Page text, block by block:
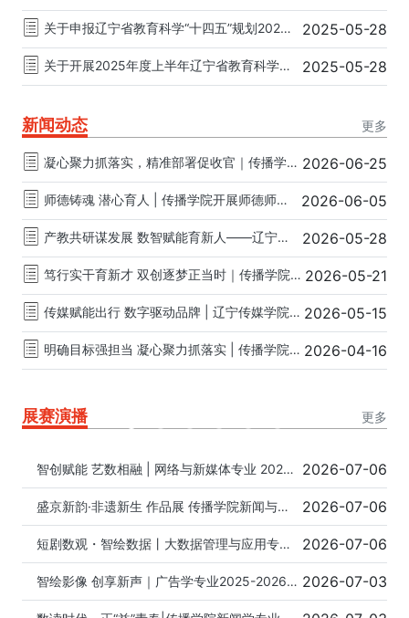
关于申报辽宁省教育科学“十四五”规划2025年度立项课题的通知 2025-05-28
关于开展2025年度上半年辽宁省教育科学规划课题结题鉴定工作的通知 2025-05-28
新闻动态 更多
凝心聚力抓落实，精准部署促收官｜传播学院全体教师大会暨考试考务工作培训会 2026-06-25
师德铸魂 潜心育人 | 传播学院开展师德师风专题学习研讨活动 2026-06-05
产教共研谋发展 数智赋能育新人——辽宁传媒学院传播学院召开人才培养方案论证会 2026-05-28
笃行实干育新才 双创逐梦正当时｜传播学院双创项目结项工作圆满完成 2026-05-21
传媒赋能出行 数字驱动品牌 | 辽宁传媒学院传播学院为辽宁机场集团开展自媒体运营专题培训 2026-05-15
明确目标强担当 凝心聚力抓落实 | 传播学院召开全体教师会议分解年度目标与个人发展任务 2026-04-16
展赛演播 更多
智创赋能 艺数相融 | 网络与新媒体专业 2025-2026学年第二学期期末作品线上展览 2026-07-06
盛京新韵·非遗新生 作品展 传播学院新闻与传播系2025-2026第二学期期末作品线上展 2026-07-06
短剧数观・智绘数据丨大数据管理与应用专业举办“2025-2026学年第二学期期末作品展” 2026-07-06
智绘影像 创享新声｜广告学专业2025-2026学年第二学期期末AI视频作品展 2026-07-03